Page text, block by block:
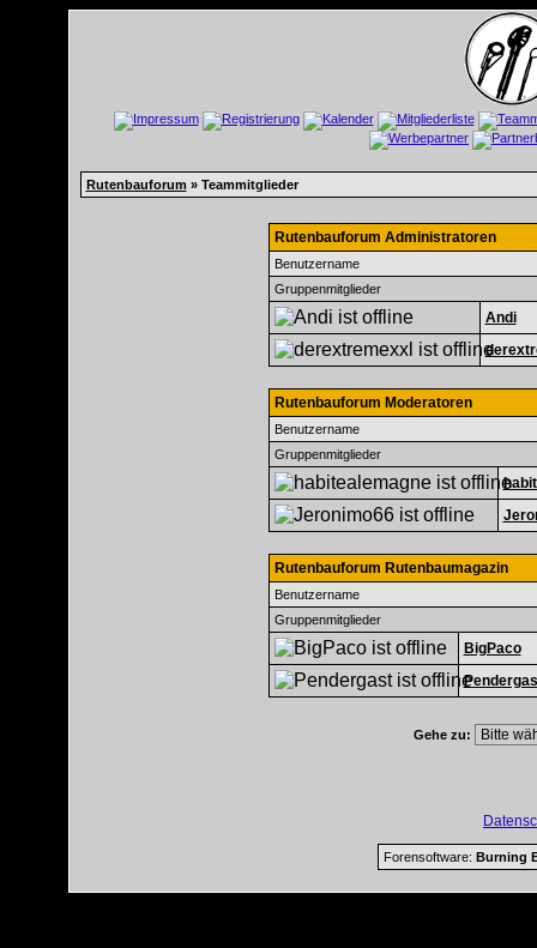
Rutenbauforum » Teammitglieder
Rutenbauforum Administratoren
Benutzername
Gruppenmitglieder
Andi
Rutenbauforum Moderatoren
Benutzername
Gruppenmitglieder
Rutenbauforum Rutenbaumagazin
Benutzername
Gruppenmitglieder
BigPaco
Gehe zu:
Forensoftware: Burning